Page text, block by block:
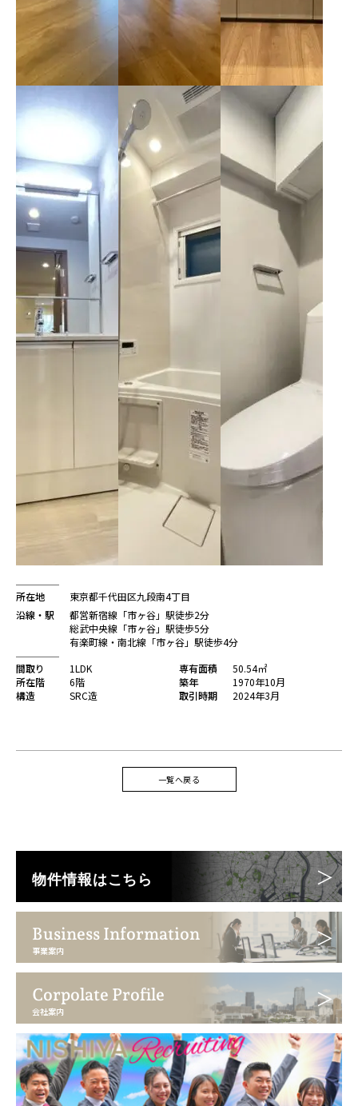
所在地
東京都千代田区九段南4丁目
沿線・駅
都営新宿線「市ヶ谷」駅徒歩2分
総武中央線「市ヶ谷」駅徒歩5分
有楽町線・南北線「市ヶ谷」駅徒歩4分
間取り
1LDK 専有面積
50.54㎡
所在階
6階 築年
1970年10月
構造
SRC造 取引時期 2024年3月
一覧へ戻る
物件情報はこちら
Business Information
事業案内
Corpolate Profile
会社案内